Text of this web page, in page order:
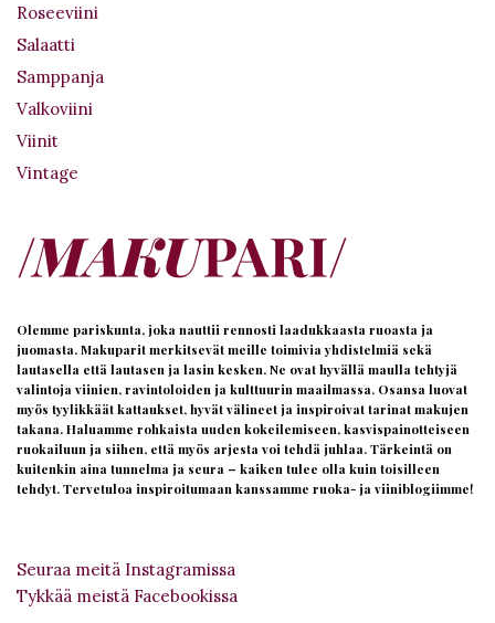
Roseeviini
Salaatti
Samppanja
Valkoviini
Viinit
Vintage
Olemme pariskunta, joka nauttii rennosti laadukkaasta ruoasta ja
juomasta. Makuparit merkitsevät meille toimivia yhdistelmiä sekä
lautasella että lautasen ja lasin kesken. Ne ovat hyvällä maulla tehtyjä
valintoja viinien, ravintoloiden ja kulttuurin maailmassa. Osansa luovat
myös tyylikkäät kattaukset, hyvät välineet ja inspiroivat tarinat makujen
takana. Haluamme rohkaista uuden kokeilemiseen, kasvispainotteiseen
ruokailuun ja siihen, että myös arjesta voi tehdä juhlaa. Tärkeintä on
kuitenkin aina tunnelma ja seura – kaiken tulee olla kuin toisilleen
tehdyt. Tervetuloa inspiroitumaan kanssamme ruoka- ja viiniblogiimme!
Seuraa meitä Instagramissa
Tykkää meistä Facebookissa